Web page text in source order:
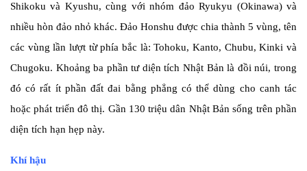
Shikoku và Kyushu, cùng với nhóm đảo Ryukyu (Okinawa) và
nhiều hòn đảo nhỏ khác. Đảo Honshu được chia thành 5 vùng, tên
các vùng lần lượt từ phía bắc là: Tohoku, Kanto, Chubu, Kinki và
Chugoku. Khoảng ba phần tư diện tích Nhật Bản là đồi núi, trong
đó có rất ít phần đất đai bằng phẳng có thể dùng cho canh tác
hoặc phát triển đô thị. Gần 130 triệu dân Nhật Bản sống trên phần
diện tích hạn hẹp này.
Khí hậu